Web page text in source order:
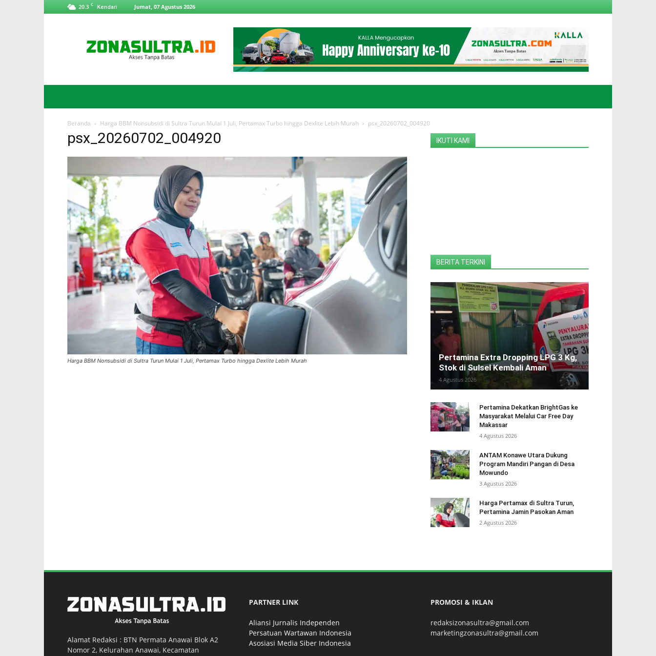
20.3 C Kendari Jumat, 07 Agustus 2026
Beranda Harga BBM Nonsubsidi di Sultra Turun Mulai 1 Juli, Pertamax Turbo hingga Dexlite Lebih Murah psx_20260702_004920
psx_20260702_004920
Harga BBM Nonsubsidi di Sultra Turun Mulai 1 Juli, Pertamax Turbo hingga Dexlite Lebih Murah
IKUTI KAMI
BERITA TERKINI
Pertamina Extra Dropping LPG 3 Kg,
Stok di Sulsel Kembali Aman
4 Agustus 2026
Pertamina Dekatkan BrightGas ke
Masyarakat Melalui Car Free Day
Makassar
4 Agustus 2026
ANTAM Konawe Utara Dukung
Program Mandiri Pangan di Desa
Mowundo
3 Agustus 2026
Harga Pertamax di Sultra Turun,
Pertamina Jamin Pasokan Aman
2 Agustus 2026
Alamat Redaksi : BTN Permata Anawai Blok A2
Nomor 2, Kelurahan Anawai, Kecamatan
PARTNER LINK
Aliansi Jurnalis Independen
Persatuan Wartawan Indonesia
Asosiasi Media Siber Indonesia
PROMOSI & IKLAN
redaksizonasultra@gmail.com
marketingzonasultra@gmail.com